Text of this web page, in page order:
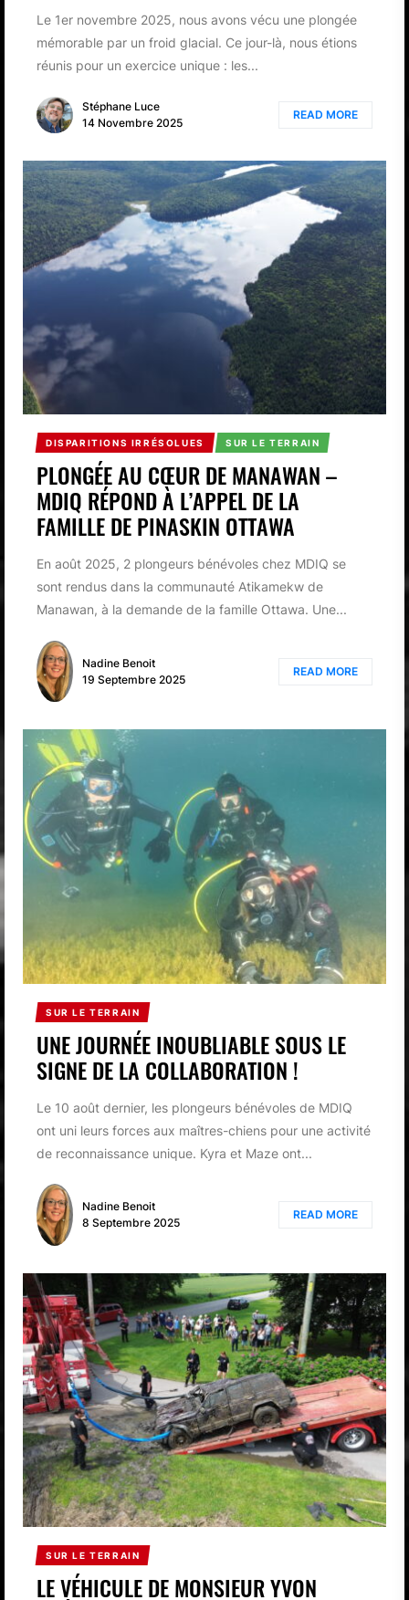
Le 1er novembre 2025, nous avons vécu une plongée
mémorable par un froid glacial. Ce jour-là, nous étions
réunis pour un exercice unique : les...
Stéphane Luce
14 Novembre 2025
READ MORE
DISPARITIONS IRRÉSOLUES SUR LE TERRAIN
PLONGÉE AU CŒUR DE MANAWAN –
MDIQ RÉPOND À L’APPEL DE LA
FAMILLE DE PINASKIN OTTAWA
En août 2025, 2 plongeurs bénévoles chez MDIQ se
sont rendus dans la communauté Atikamekw de
Manawan, à la demande de la famille Ottawa. Une...
Nadine Benoit
19 Septembre 2025
READ MORE
SUR LE TERRAIN
UNE JOURNÉE INOUBLIABLE SOUS LE
SIGNE DE LA COLLABORATION !
Le 10 août dernier, les plongeurs bénévoles de MDIQ
ont uni leurs forces aux maîtres-chiens pour une activité
de reconnaissance unique. Kyra et Maze ont...
Nadine Benoit
8 Septembre 2025
READ MORE
SUR LE TERRAIN
LE VÉHICULE DE MONSIEUR YVON